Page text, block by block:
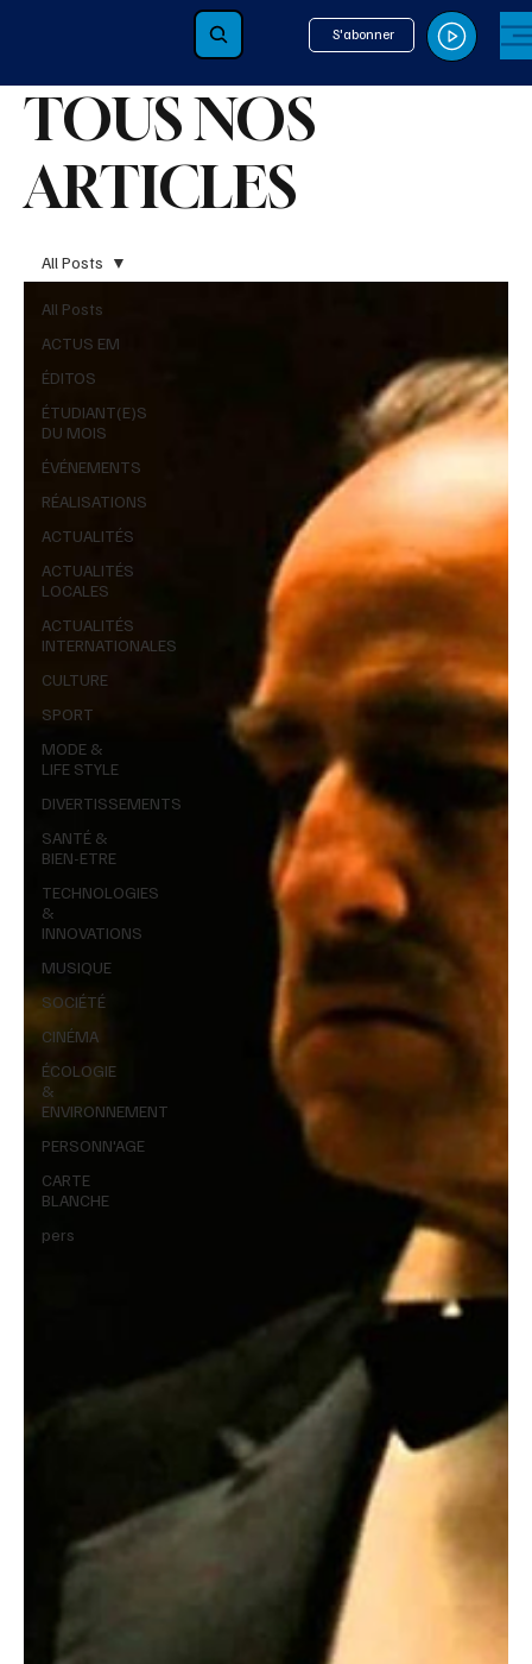
S'abonner
TOUS NOS
ARTICLES
INFOS DE DERNIÈRES HEURES
All Posts
ACTUS EM
ÉDITOS
ÉTUDIANT(E)S
DU MOIS
ÉVÉNEMENTS
RÉALISATIONS
ACTUALITÉS
ACTUALITÉS
LOCALES
ACTUALITÉS
INTERNATIONALES
CULTURE
SPORT
MODE &
LIFE STYLE
DIVERTISSEMENTS
SANTÉ &
BIEN-ETRE
TECHNOLOGIES
&
INNOVATIONS
MUSIQUE
SOCIÉTÉ
CINÉMA
ÉCOLOGIE
&
ENVIRONNEMENT
PERSONN'AGE
CARTE
BLANCHE
pers
All Posts